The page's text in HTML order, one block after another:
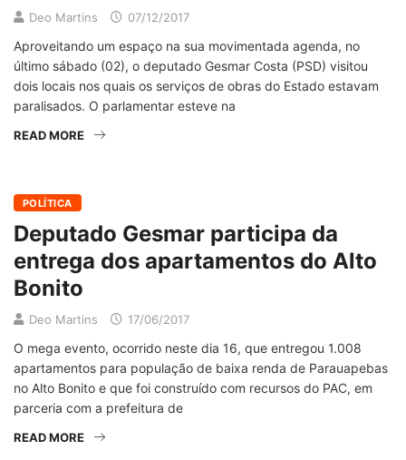
Deo Martins 07/12/2017
Aproveitando um espaço na sua movimentada agenda, no
último sábado (02), o deputado Gesmar Costa (PSD) visitou
dois locais nos quais os serviços de obras do Estado estavam
paralisados. O parlamentar esteve na
READ MORE
POLÍTICA
Deputado Gesmar participa da
entrega dos apartamentos do Alto
Bonito
Deo Martins 17/06/2017
O mega evento, ocorrido neste dia 16, que entregou 1.008
apartamentos para população de baixa renda de Parauapebas
no Alto Bonito e que foi construído com recursos do PAC, em
parceria com a prefeitura de
READ MORE